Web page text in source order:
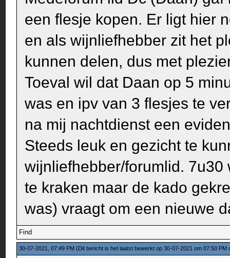
een flesje kopen. Er ligt hier
en als wijnliefhebber zit het
kunnen delen, dus met
Toeval wil dat Daan op 5
was en ipv van 3 flesjes te
na mij nachtdienst een
Steeds leuk en gezicht te
wijnliefhebber/forumlid.
te kraken maar de kado
was) vraagt om een nieuwe
Find
30-07-2021, 07:49 PM(Dit bericht is het laatst bewerkt op 30-07-2021 om 07:50 PM